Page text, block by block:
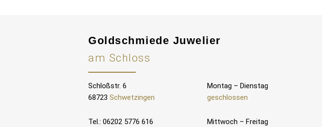
Goldschmiede Juwelier
am Schloss
Schloßstr. 6
68723 Schwetzingen
Tel.: 06202 5776 616
Montag – Dienstag
geschlossen
Mittwoch – Freitag